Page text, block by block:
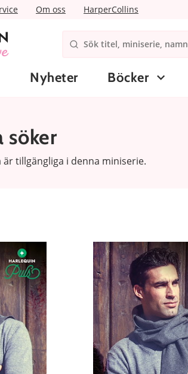
Om oss HarperCollins
Nyheter Böcker
söker
tillgängliga i denna miniserie.